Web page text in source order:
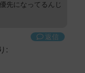
先になってるんじ
返信
: